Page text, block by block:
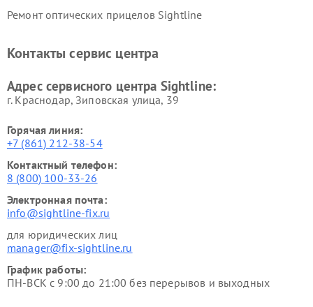
Ремонт оптических прицелов Sightline
Контакты сервис центра
Адрес сервисного центра Sightline:
г. Краснодар, Зиповская улица, 39
Горячая линия:
+7 (861) 212-38-54
Контактный телефон:
8 (800) 100-33-26
Электронная почта:
info@sightline-fix.ru
для юридических лиц
manager@fix-sightline.ru
График работы:
ПН-ВСК с 9:00 до 21:00 без перерывов и выходных